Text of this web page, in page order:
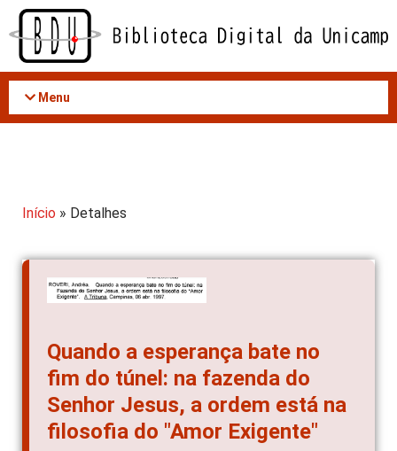
Acessar
conteúdo
Menu
Início » Detalhes
Quando a esperança bate no
fim do túnel: na fazenda do
Senhor Jesus, a ordem está na
filosofia do "Amor Exigente"